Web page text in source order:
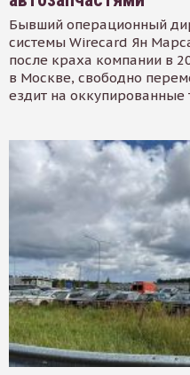
Бывший операционный
системы Wirecard Ян
после краха компании в
в Москве, свободно
ездит на